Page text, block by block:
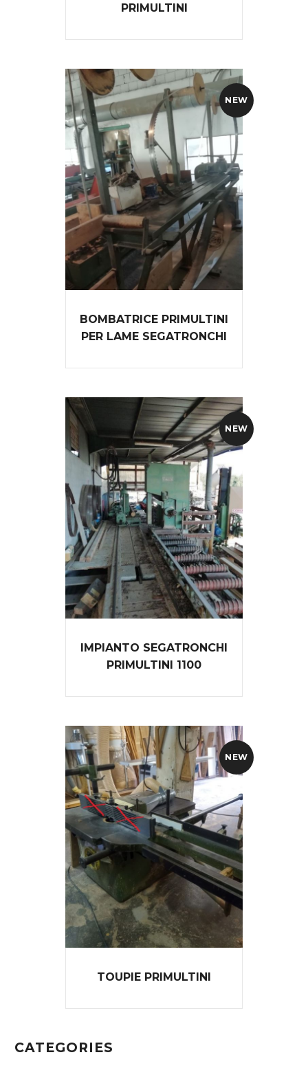
PRIMULTINI
NEW
BOMBATRICE PRIMULTINI
PER LAME SEGATRONCHI
NEW
IMPIANTO SEGATRONCHI
PRIMULTINI 1100
NEW
TOUPIE PRIMULTINI
CATEGORIES